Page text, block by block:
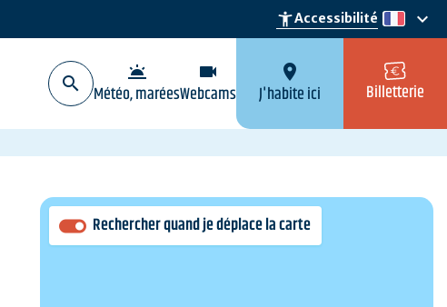
accessibility_newAccessibilité fr
keyboard_arrow_down
wb_twilight
Météo, marées
videocam
Webcams
location_on
J'habite ici Billetterie
Rechercher quand je déplace la carte